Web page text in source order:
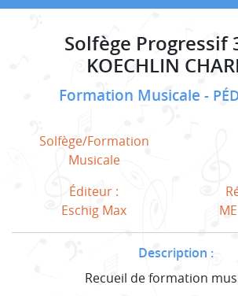
Solfège Progressif
KOECHLIN
Formation Musicale
Solfège/Formation
Musicale
Éditeur :
Eschig Max
Description :
Recueil de formation